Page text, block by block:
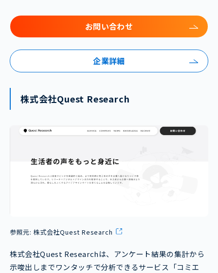
お問い合わせ
企業詳細
株式会社Quest Research
参照元: 株式会社Quest Research
株式会社Quest Researchは、アンケート結果の集計から
示唆出しまでワンタッチで分析できるサービス「コミエ